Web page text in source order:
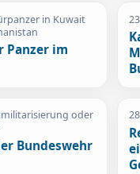
in Kuwait
Panzer im
oder
Bundeswehr